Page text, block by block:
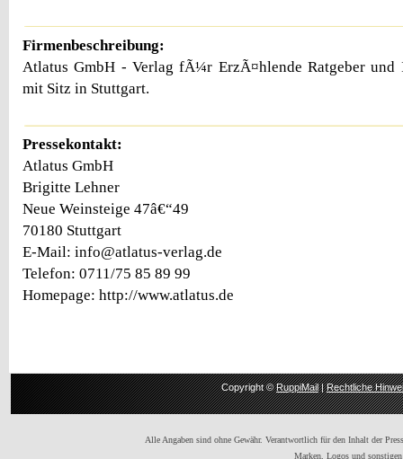
Firmenbeschreibung:
Atlatus GmbH - Verlag fÃ¼r ErzÃ¤hlende Ratgeber
mit Sitz in Stuttgart.
Pressekontakt:
Atlatus GmbH
Brigitte Lehner
Neue Weinsteige 47â€“49
70180 Stuttgart
E-Mail: info@atlatus-verlag.de
Telefon: 0711/75 85 89 99
Homepage: http://www.atlatus.de
Copyright ©RuppiMail|Rechtliche
Alle Angaben sind ohne Gewähr. Verantwortlich für den Inhalt der
Marken, Logos und